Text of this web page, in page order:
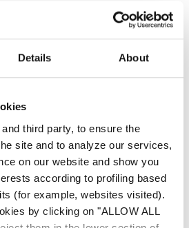
Details About
third party, to ensure the
site and to analyze our services,
on our website and show you
according to profiling based
(for example, websites visited).
by clicking on "ALLOW ALL
Design und zwei
der Metallfrontblende in
neben dem Betrieb bei
schnelle Poolbeheizung, kann
reduzierter
im sog. SILENT Modus
betrieben werden.
ermöglicht eine
Die intiutive Steuerung